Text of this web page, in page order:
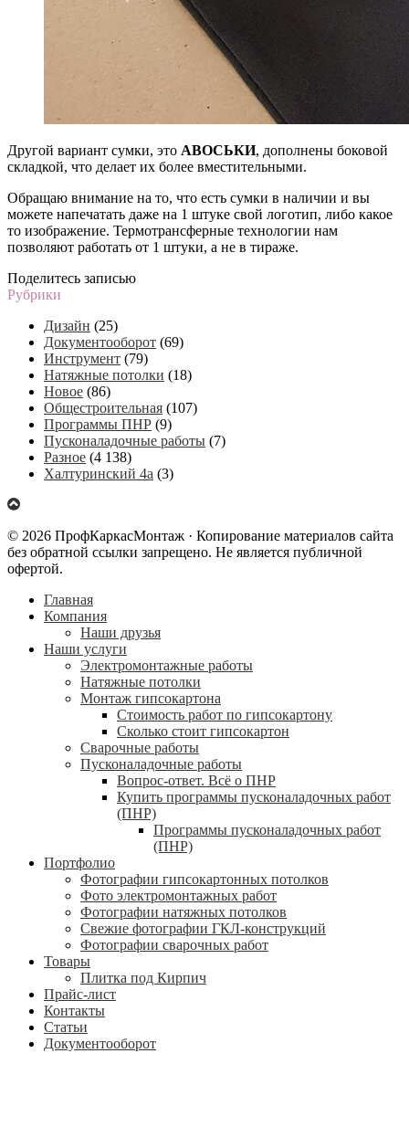
Другой вариант сумки, это АВОСЬКИ, дополнены боковой
складкой, что делает их более вместительными.
Обращаю внимание на то, что есть сумки в наличии и вы
можете напечатать даже на 1 штуке свой логотип, либо какое
то изображение. Термотрансферные технологии нам
позволяют работать от 1 штуки, а не в тираже.
Поделитесь записью
Рубрики
Дизайн (25)
Документооборот (69)
Инструмент (79)
Натяжные потолки (18)
Новое (86)
Общестроительная (107)
Программы ПНР (9)
Пусконаладочные работы (7)
Разное (4 138)
Халтуринский 4а (3)
© 2026 ПрофКаркасМонтаж · Копирование материалов сайта
без обратной ссылки запрещено. Не является публичной
офертой.
Главная
Компания
Наши друзья
Наши услуги
Электромонтажные работы
Натяжные потолки
Монтаж гипсокартона
Стоимость работ по гипсокартону
Сколько стоит гипсокартон
Сварочные работы
Пусконаладочные работы
Вопрос-ответ. Всё о ПНР
Купить программы пусконаладочных работ
(ПНР)
Программы пусконаладочных работ
(ПНР)
Портфолио
Фотографии гипсокартонных потолков
Фото электромонтажных работ
Фотографии натяжных потолков
Свежие фотографии ГКЛ-конструкций
Фотографии сварочных работ
Товары
Плитка под Кирпич
Прайс-лист
Контакты
Статьи
Документооборот